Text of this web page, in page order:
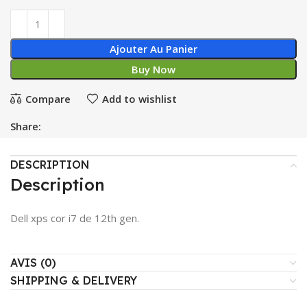
Ajouter Au Panier
Buy Now
Compare Add to wishlist
Share:
DESCRIPTION
Description
Dell xps cor i7 de 12th gen.
AVIS (0)
SHIPPING & DELIVERY